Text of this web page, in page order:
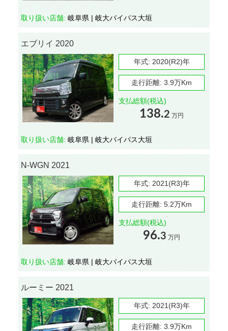
取り扱い店舗: 岐阜県 | 岐大バイパス大垣
エブリイ 2020
年式: 2020(R2)年
走行距離: 3.9万Km
支払総額(税込)
138.2 万円
取り扱い店舗: 岐阜県 | 岐大バイパス大垣
N-WGN 2021
年式: 2021(R3)年
走行距離: 5.2万Km
支払総額(税込)
96.3 万円
取り扱い店舗: 岐阜県 | 岐大バイパス大垣
ルーミー 2021
年式: 2021(R3)年
走行距離: 3.9万Km